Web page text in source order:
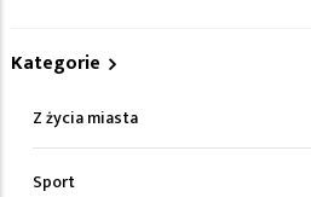
Kategorie
Z życia miasta
Sport